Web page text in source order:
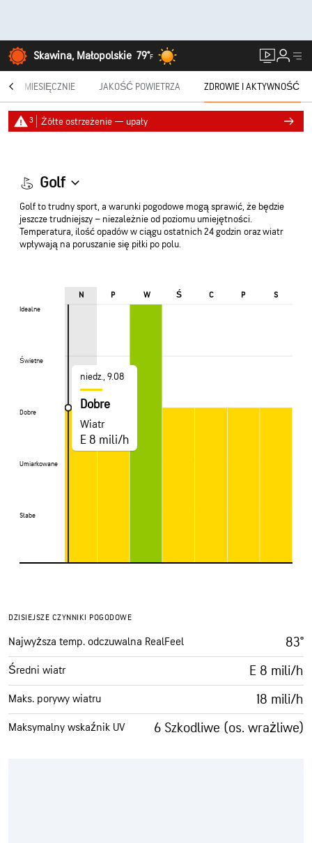
Skawina, Małopolskie 79°F
MIESIĘCZNIE JAKOŚĆ POWIETRZA ZDROWIE I AKTYWNOŚĆ
3 Żółte ostrzeżenie — upały
Golf
Golf to trudny sport, a warunki pogodowe mogą sprawić, że będzie
jeszcze trudniejszy – niezależnie od poziomu umiejętności.
Temperatura, ilość opadów w ciągu ostatnich 24 godzin oraz wiatr
wpływają na poruszanie się piłki po polu.
Idealne
Świetne
Dobre
Umiarkowane
Słabe
N P W Ś C P S
Idealne
Świetne
Dobre
Umiarkowane
Słabe
niedz., 9.08
Dobre
Wiatr
E 8 mili/h
DZISIEJSZE CZYNNIKI POGODOWE
Najwyższa temp. odczuwalna RealFeel 83°
Średni wiatr E 8 mili/h
Maks. porywy wiatru 18 mili/h
Maksymalny wskaźnik UV 6 Szkodliwe (os. wrażliwe)